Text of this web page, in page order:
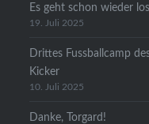
Es geht schon wieder
19. Juli 2025
Drittes Fussballcamp
Kicker
10. Juli 2025
Danke, Torgard!